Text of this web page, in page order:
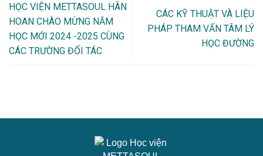
HỌC VIỆN METTASOUL HÂN
HOAN CHÀO MỪNG NĂM
HỌC MỚI 2024 -2025 CÙNG
CÁC TRƯỜNG ĐỐI TÁC
CÁC KỸ THUẬT VÀ LIỆU
PHÁP THAM VẤN TÂM LÝ
HỌC ĐƯỜNG